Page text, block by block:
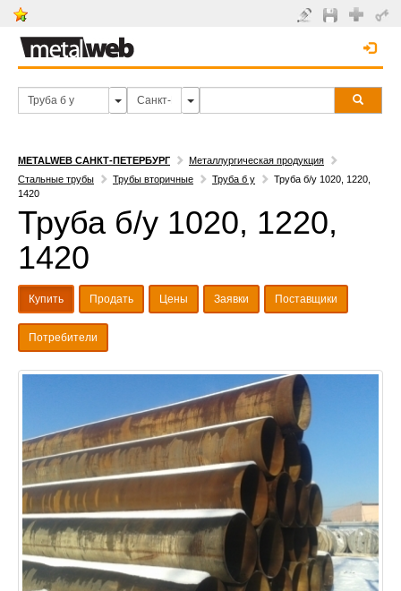
METALWEB САНКТ-ПЕТЕРБУРГ
Металлургическая продукция
Стальные трубы
Трубы вторичные Труба б у
Труба б/у 1020, 1220,
1420
Труба б/у 1020, 1220,
1420
Купить Продать Цены Заявки Поставщики
Потребители